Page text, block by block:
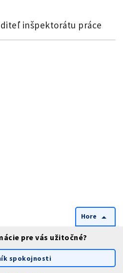
inšpektorátu práce
Hore arrow_drop_up
pre vás užitočné?
spokojnosti